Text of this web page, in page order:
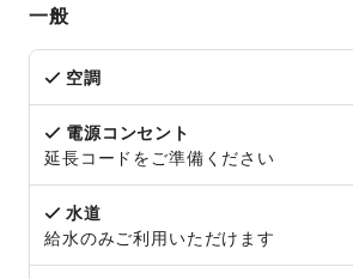
一般
空調
電源コンセント
延長コードをご準備ください
水道
給水のみご利用いただけます